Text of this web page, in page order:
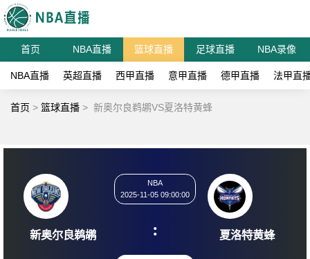
首页 NBA直播 篮球直播 足球直播 NBA录像
NBA直播 英超直播 西甲直播 意甲直播 德甲直播 法甲直
首页 > 篮球直播 > 新奥尔良鹈鹕VS夏洛特黄蜂
2025-11-05 09:00:00